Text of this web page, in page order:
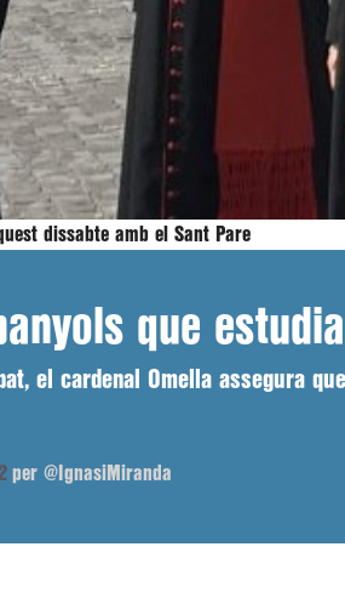
dissabte amb el Sant Pare
que
el cardenal Omella assegura
per @IgnasiMiranda